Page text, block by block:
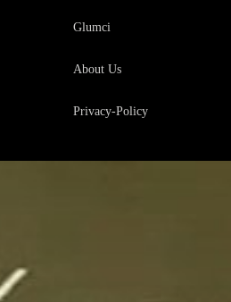
Glumci
About Us
Privacy-Policy